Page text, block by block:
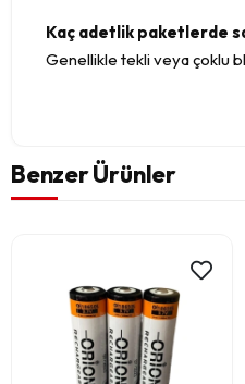
Kaç adetlik paketlerde
Genellikle tekli veya çoklu
Benzer Ürünler